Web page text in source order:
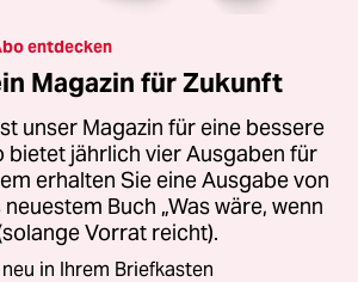
entdecken
Magazin für Zukunft
unser Magazin für eine bessere
bietet jährlich vier Ausgaben für
erhalten Sie eine Ausgabe von
Buch „Was wäre, wenn
Vorrat reicht).
in Ihrem Briefkasten